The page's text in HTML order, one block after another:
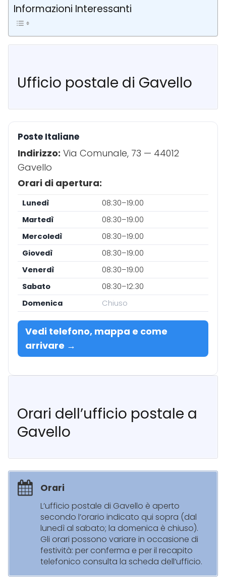
Informazioni Interessanti
Ufficio postale di Gavello
Poste Italiane
Indirizzo: Via Comunale, 73 — 44012
Gavello
Orari di apertura:
Lunedì
08:30–19:00
Martedì
08:30–19:00
Mercoledì
08:30–19:00
Giovedì
08:30–19:00
Venerdì
08:30–19:00
Sabato
08:30–12:30
Domenica
Chiuso
Vedi telefono, mappa e come
arrivare →
Orari dell’ufficio postale a
Gavello
Orari
L’ufficio postale di Gavello è aperto
secondo l’orario indicato qui sopra (dal
lunedì al sabato; la domenica è chiuso).
Gli orari possono variare in occasione di
festività: per conferma e per il recapito
telefonico consulta la scheda dell’ufficio.